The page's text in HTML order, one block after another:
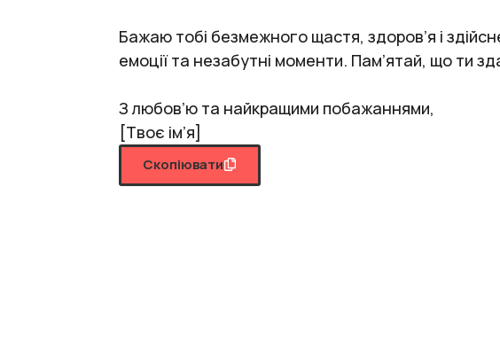
Бажаю тобі безмежного щастя, здоров’я і
емоції та незабутні моменти. Пам’ятай, що ти
З любов’ю та найкращими побажаннями,
[Твоє ім’я]
Скопіювати